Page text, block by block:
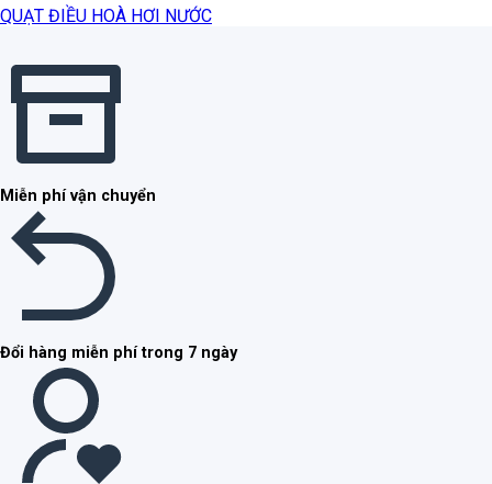
QUẠT ĐIỀU HOÀ HƠI NƯỚC
Miễn phí vận chuyển
Đổi hàng miễn phí trong 7 ngày